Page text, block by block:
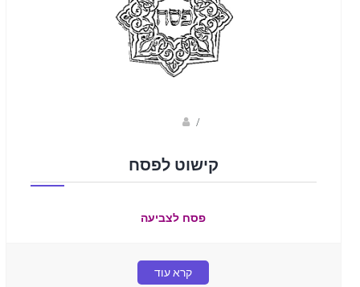
/
קישוט לפסח
פסח לצביעה
קרא עוד